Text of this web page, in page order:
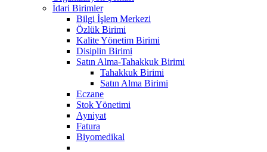
İdari Birimler
Bilgi İşlem Merkezi
Özlük Birimi
Kalite Yönetim Birimi
Disiplin Birimi
Satın Alma-Tahakkuk Birimi
Tahakkuk Birimi
Satın Alma Birimi
Eczane
Stok Yönetimi
Ayniyat
Fatura
Biyomedikal